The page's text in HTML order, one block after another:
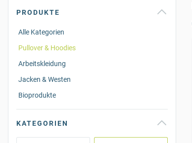
PRODUKTE
Alle Kategorien
Pullover & Hoodies
Arbeitskleidung
Jacken & Westen
Bioprodukte
KATEGORIEN